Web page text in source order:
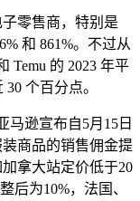
零售商，特别是
和 861%。不过从
Temu 的 2023 年平
个百分点。
马逊宣布自5月15日
商品的销售佣金提
拿大站定价低于20
后为10%，法国、